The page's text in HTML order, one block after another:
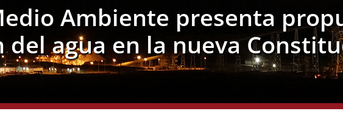
Ambiente presenta
del agua en la nueva